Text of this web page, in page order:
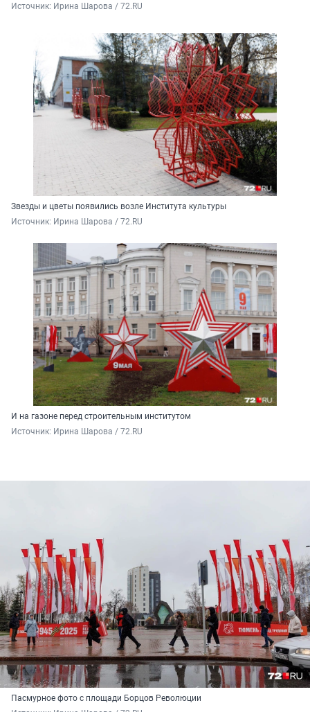
Источник: Ирина Шарова / 72.RU
Звезды и цветы появились возле Института культуры
Источник: Ирина Шарова / 72.RU
И на газоне перед строительным институтом
Источник: Ирина Шарова / 72.RU
Пасмурное фото с площади Борцов Революции